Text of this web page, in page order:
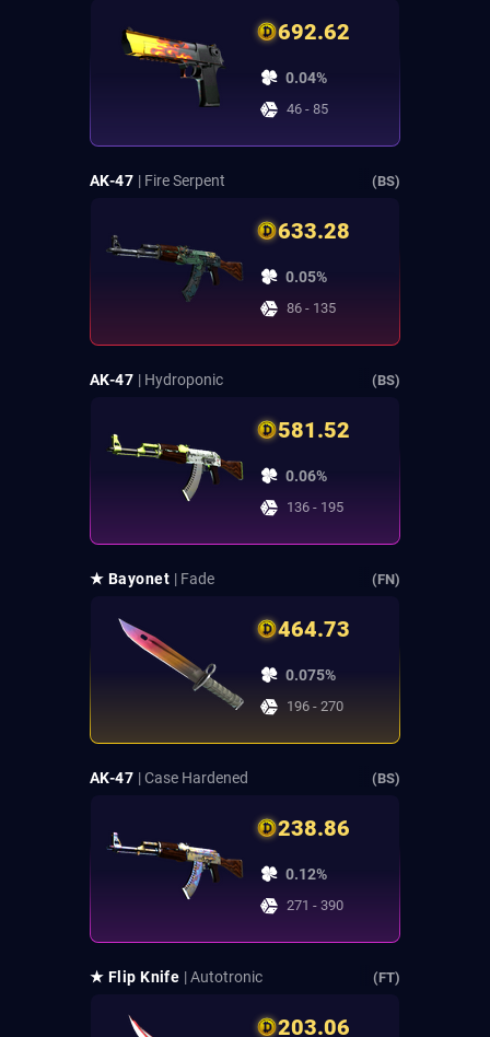
692.62
0.04%
46 - 85
AK-47 | Fire Serpent (BS)
633.28
0.05%
86 - 135
AK-47 | Hydroponic (BS)
581.52
0.06%
136 - 195
★ Bayonet | Fade (FN)
464.73
0.075%
196 - 270
AK-47 | Case Hardened (BS)
238.86
0.12%
271 - 390
★ Flip Knife | Autotronic (FT)
203.06